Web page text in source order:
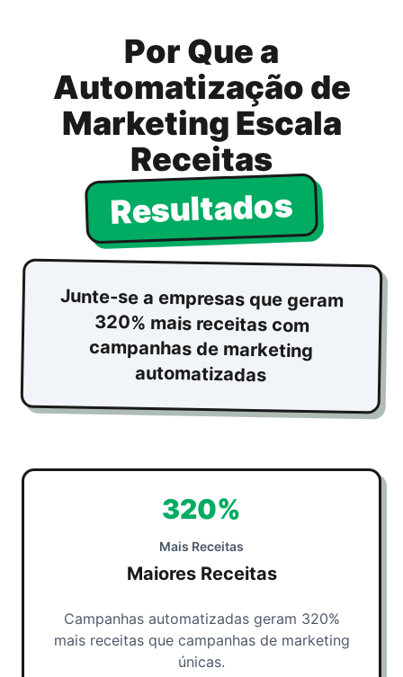
Por Que a
Automatização de
Marketing Escala
Receitas
Resultados
Junte-se a empresas que geram
320% mais receitas com
campanhas de marketing
automatizadas
320%
Mais Receitas
Maiores Receitas
Campanhas automatizadas geram 320%
mais receitas que campanhas de marketing
únicas.